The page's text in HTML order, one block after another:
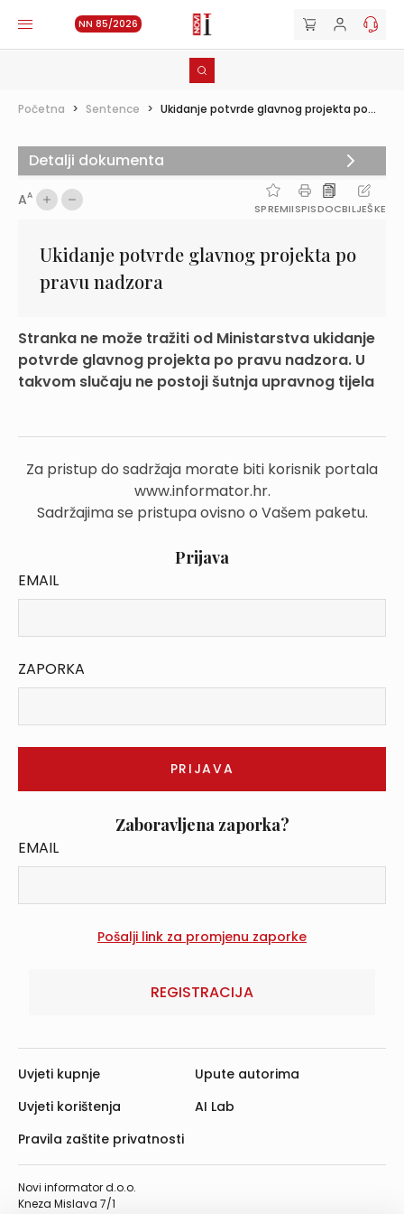
NN 85/2026
Početna > Sentence > Ukidanje potvrde glavnog projekta po...
AA
SPREMIISPISDOCBILJEŠKE
Ukidanje potvrde glavnog projekta po
pravu nadzora
Stranka ne može tražiti od Ministarstva ukidanje
potvrde glavnog projekta po pravu nadzora. U
takvom slučaju ne postoji šutnja upravnog tijela
Za pristup do sadržaja morate biti korisnik portala
www.informator.hr.
Sadržajima se pristupa ovisno o Vašem paketu.
Prijava
EMAIL
ZAPORKA
Zaboravljena zaporka?
EMAIL
REGISTRACIJA
Detalji dokumenta
Novi informator d.o.o.
Kneza Mislava 7/1
Uvjeti kupnje
Uvjeti korištenja
Pravila zaštite privatnosti
Upute autorima
AI Lab